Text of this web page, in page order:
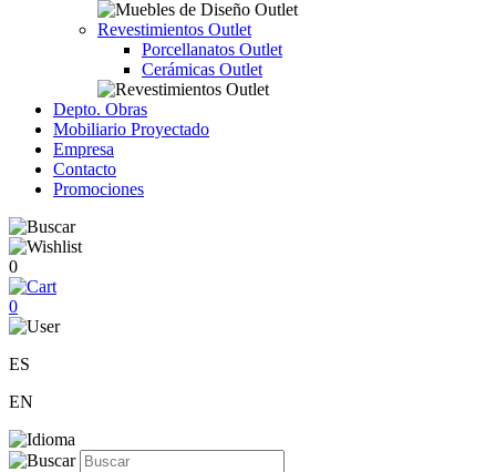
Revestimientos Outlet
Porcellanatos Outlet
Cerámicas Outlet
Depto. Obras
Mobiliario Proyectado
Empresa
Contacto
Promociones
0
0
ES
EN